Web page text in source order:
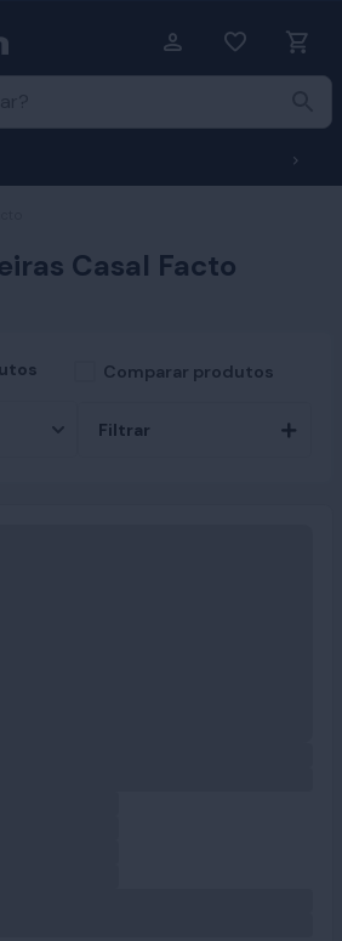
Casal Facto
Comparar produtos
Filtrar